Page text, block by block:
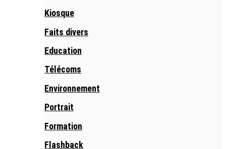
Kiosque
Faits divers
Education
Télécoms
Environnement
Portrait
Formation
Flashback